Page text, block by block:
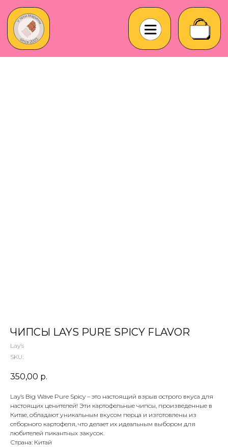
ЧИПСЫ LAYS PURE SPICY FLAVOR
Lay’s
SKU:
350,00 р.
Lay’s Big Wave Pure Spicy – это настоящий взрыв острого вкуса для
настоящих ценителей! Эти картофельные чипсы, произведенные в
Китае, обладают уникальным вкусом перца и изготовлены из
отборного картофеля, что делает их идеальным выбором для
любителей пикантных закусок.
Страна: Китай